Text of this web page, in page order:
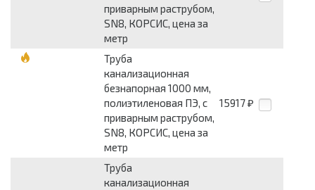
приварным раструбом,
SN8, КОРСИС, цена за
метр
Труба
канализационная
безнапорная 1000 мм,
полиэтиленовая ПЭ, с
приварным раструбом,
SN8, КОРСИС, цена за
метр
15917 ₽
Труба
канализационная